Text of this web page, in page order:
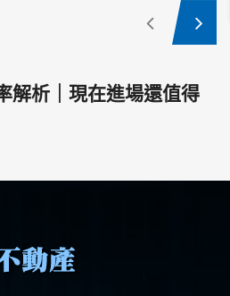
解析｜現在進場還值得